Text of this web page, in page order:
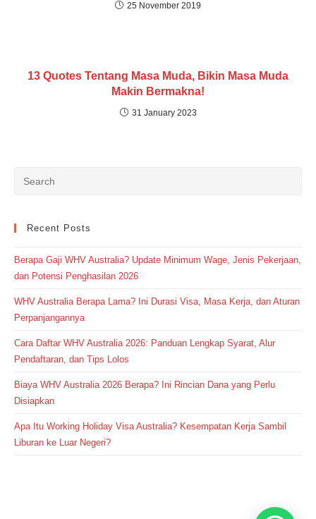
25 November 2019
13 Quotes Tentang Masa Muda, Bikin Masa Muda
Makin Bermakna!
31 January 2023
Recent Posts
Berapa Gaji WHV Australia? Update Minimum Wage, Jenis Pekerjaan,
dan Potensi Penghasilan 2026
WHV Australia Berapa Lama? Ini Durasi Visa, Masa Kerja, dan Aturan
Perpanjangannya
Cara Daftar WHV Australia 2026: Panduan Lengkap Syarat, Alur
Pendaftaran, dan Tips Lolos
Biaya WHV Australia 2026 Berapa? Ini Rincian Dana yang Perlu
Disiapkan
Apa Itu Working Holiday Visa Australia? Kesempatan Kerja Sambil
Liburan ke Luar Negeri?